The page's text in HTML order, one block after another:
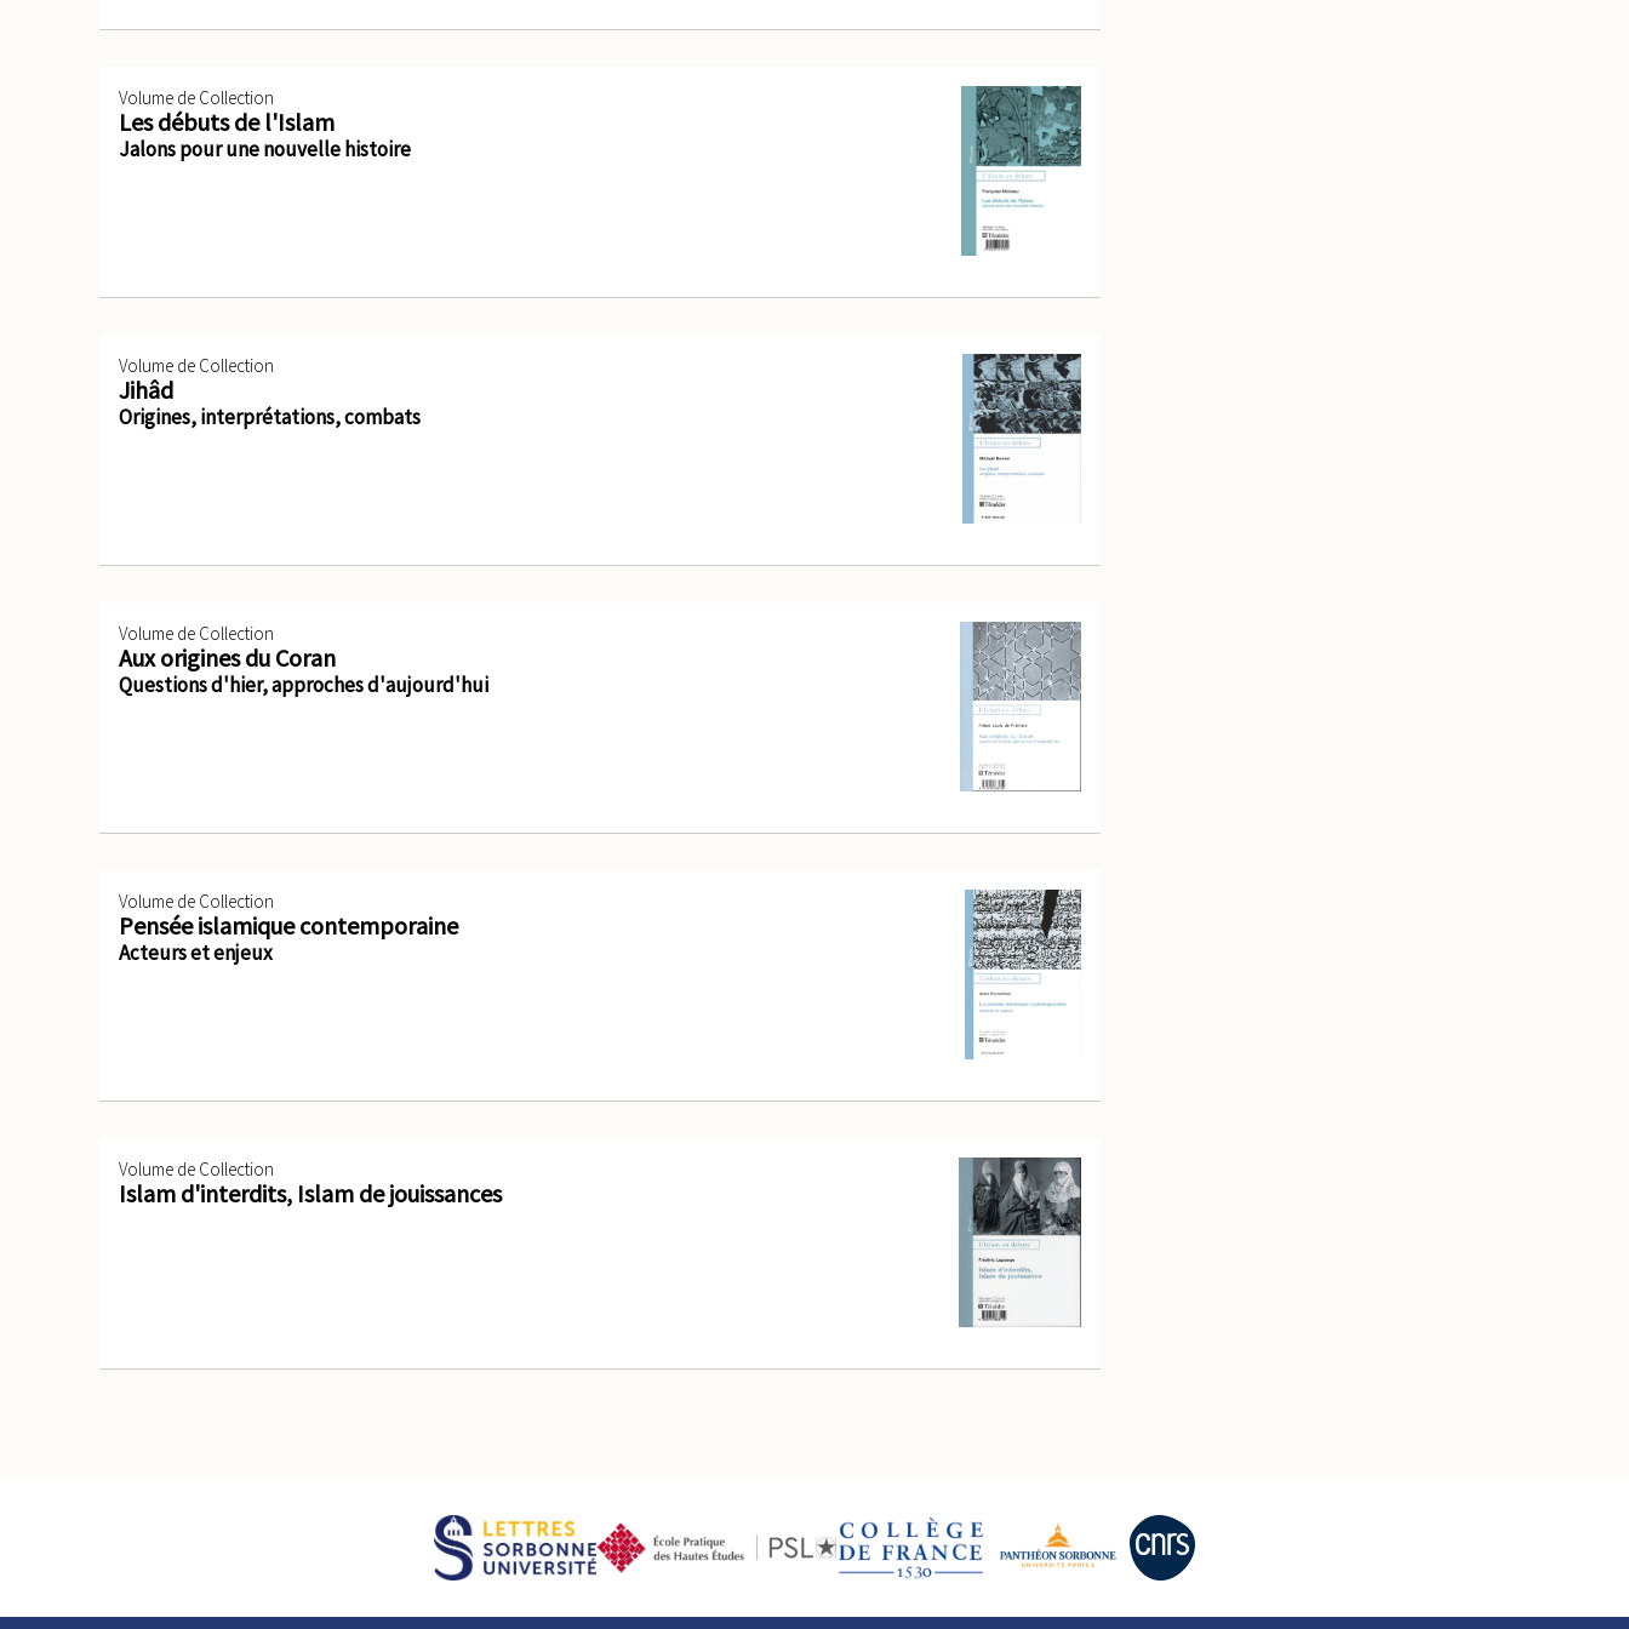
Volume de Collection
Les débuts de l'Islam
Jalons pour une nouvelle histoire
Volume de Collection
Jihâd
Origines, interprétations, combats
Volume de Collection
Aux origines du Coran
Questions d'hier, approches d'aujourd'hui
Volume de Collection
Pensée islamique contemporaine
Acteurs et enjeux
Volume de Collection
Islam d'interdits, Islam de jouissances